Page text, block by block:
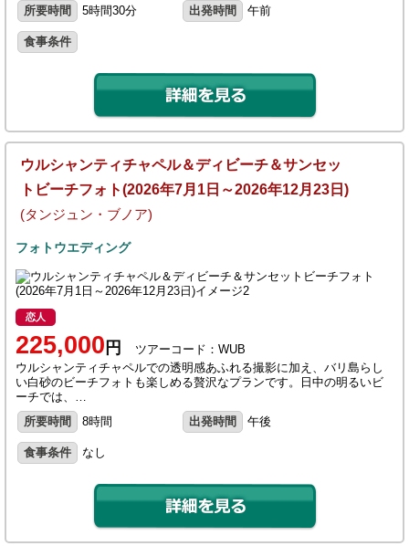
所要時間
5時間30分 出発時間 午前
食事条件
ウルシャンティチャペル＆ディビーチ＆サンセッ
トビーチフォト(2026年7月1日～2026年12月23日)
(タンジュン・ブノア)
フォトウエディング
恋人
225,000 円
ツアーコード：WUB
ウルシャンティチャペルでの透明感あふれる撮影に加え、バリ島らし
い白砂のビーチフォトも楽しめる贅沢なプランです。日中の明るいビ
ーチでは、…
所要時間
8時間 出発時間 午後
食事条件 なし